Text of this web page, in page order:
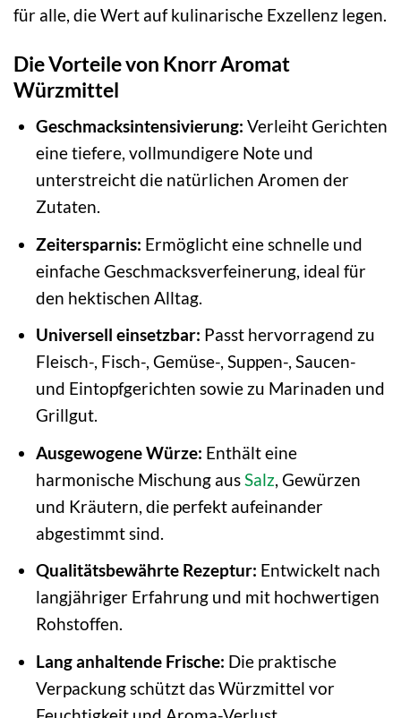
für alle, die Wert auf kulinarische Exzellenz legen.
Die Vorteile von Knorr Aromat
Würzmittel
Geschmacksintensivierung: Verleiht Gerichten
eine tiefere, vollmundigere Note und
unterstreicht die natürlichen Aromen der
Zutaten.
Zeitersparnis: Ermöglicht eine schnelle und
einfache Geschmacksverfeinerung, ideal für
den hektischen Alltag.
Universell einsetzbar: Passt hervorragend zu
Fleisch-, Fisch-, Gemüse-, Suppen-, Saucen-
und Eintopfgerichten sowie zu Marinaden und
Grillgut.
Ausgewogene Würze: Enthält eine
harmonische Mischung aus Salz, Gewürzen
und Kräutern, die perfekt aufeinander
abgestimmt sind.
Qualitätsbewährte Rezeptur: Entwickelt nach
langjähriger Erfahrung und mit hochwertigen
Rohstoffen.
Lang anhaltende Frische: Die praktische
Verpackung schützt das Würzmittel vor